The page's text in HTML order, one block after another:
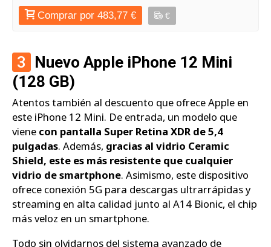
Comprar por 483,77 € €
3 Nuevo Apple iPhone 12 Mini
(128 GB)
Atentos también al descuento que ofrece Apple en
este iPhone 12 Mini. De entrada, un modelo que
viene con pantalla Super Retina XDR de 5,4
pulgadas. Además, gracias al vidrio Ceramic
Shield, este es más resistente que cualquier
vidrio de smartphone. Asimismo, este dispositivo
ofrece conexión 5G para descargas ultrarrápidas y
streaming en alta calidad junto al A14 Bionic, el chip
más veloz en un smartphone.
Todo sin olvidarnos del sistema avanzado de